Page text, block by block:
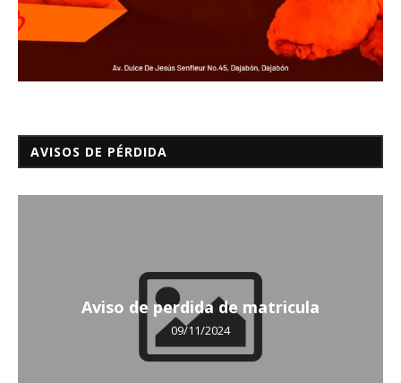
AVISOS DE PÉRDIDA
Aviso de perdida de matricula
09/11/2024